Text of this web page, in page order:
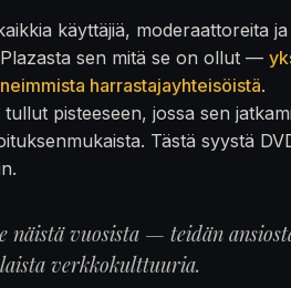
käyttäjiä, moderaattoreita
sen mitä se on ollut —
harrastajayhteisöistä.
pisteeseen, jossa sen
Tästä syystä
vuosista — teidän
verkkokulttuuria.